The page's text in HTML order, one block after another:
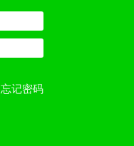
忘记密码